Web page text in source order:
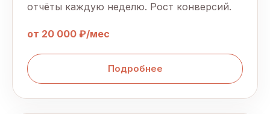
отчёты каждую неделю. Рост конверсий.
от 20 000 ₽/мес
Подробнее